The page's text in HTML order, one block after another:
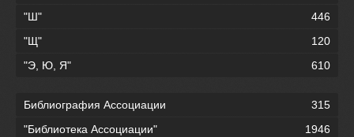
"Ш"
446
"Щ"
120
"Э, Ю, Я"
610
Библиография Ассоциации
315
"Библиотека Ассоциации"
1946